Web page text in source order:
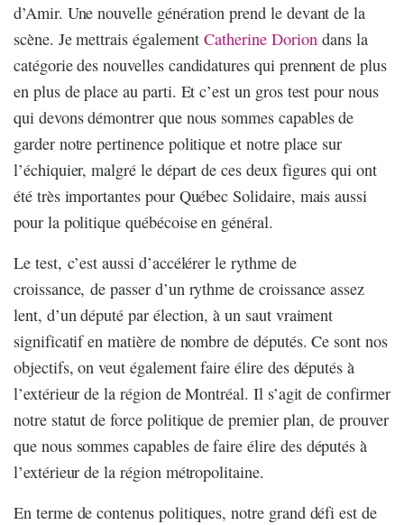
d’Amir. Une nouvelle génération prend le devant de la
scène. Je mettrais égalementCatherine Doriondans la
catégorie des nouvelles candidatures qui prennent de plus
en plus de place au parti. Et c’est un gros test pour nous
qui devons démontrer que nous sommes capables de
garder notre pertinence politique et notre place sur
l’échiquier, malgré le départ de ces deux figures qui ont
été très importantes pour Québec Solidaire, mais aussi
pour la politique québécoise en général.
Le test, c’est aussi d’accélérer le rythme de
croissance, de passer d’un rythme de croissance assez
lent, d’un député par élection, à un saut vraiment
significatif en matière de nombre de députés. Ce sont nos
objectifs, on veut également faire élire des députés à
l’extérieur de la région de Montréal. Il s’agit de confirmer
notre statut de force politique de premier plan, de prouver
que nous sommes capables de faire élire des députés à
l’extérieur de la région métropolitaine.
En terme de contenus politiques, notre grand défi est de